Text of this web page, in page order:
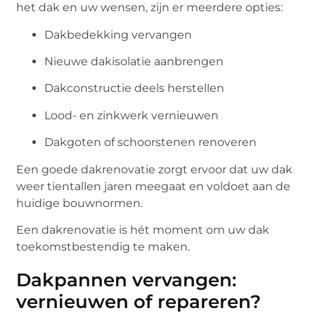
het dak en uw wensen, zijn er meerdere opties:
Dakbedekking vervangen
Nieuwe dakisolatie aanbrengen
Dakconstructie deels herstellen
Lood- en zinkwerk vernieuwen
Dakgoten of schoorstenen renoveren
Een goede dakrenovatie zorgt ervoor dat uw dak
weer tientallen jaren meegaat en voldoet aan de
huidige bouwnormen.
Een dakrenovatie is hét moment om uw dak
toekomstbestendig te maken.
Dakpannen vervangen:
vernieuwen of repareren?